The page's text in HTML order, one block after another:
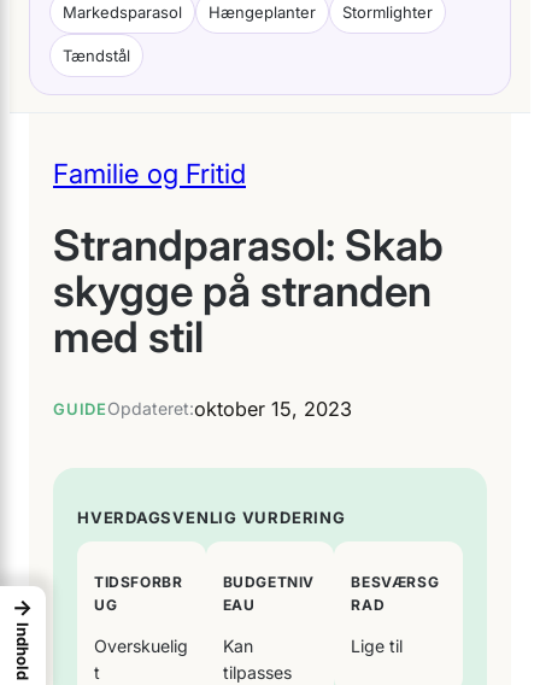
Markedsparasol Hængeplanter Stormlighter
Tændstål
Familie og Fritid
Strandparasol: Skab
skygge på stranden
med stil
GUIDEOpdateret:oktober 15, 2023
HVERDAGSVENLIG VURDERING
TIDSFORBR
UG
Overskuelig
t
BUDGETNIV
EAU
Kan
tilpasses
BESVÆRSG
RAD
Lige til
→
Indhold